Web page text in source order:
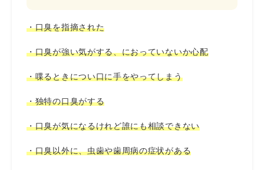
・口臭を指摘された
・口臭が強い気がする、におっていないか心配
・喋るときについ口に手をやってしまう
・独特の口臭がする
・口臭が気になるけれど誰にも相談できない
・口臭以外に、虫歯や歯周病の症状がある